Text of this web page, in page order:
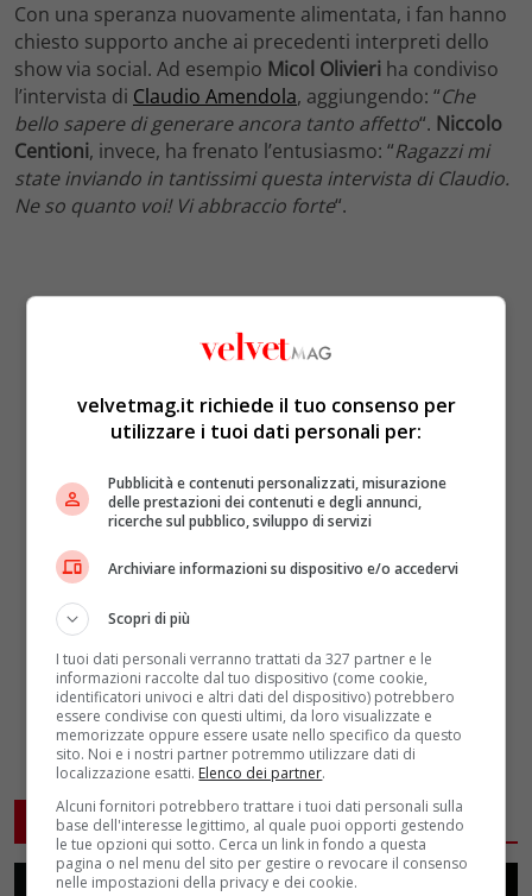
Con una speranza nuovamente alimentata, i fan hanno
chiesto supporto anche ai precedenti interpreti dello
show via social. Ad esempio Micol Olivieri ha condiviso
l’intervista di Claudio Amendola, aggiungendo: “Che
bello sapere di generare ancora tanto affetto“. Niccolo
Centioni, invece, ha frenato l’entusiasmo: “Ragazzi mi
state inviando in tantissimi questa intervista di Claudio.
Ne so quanto voi! Vi abbraccio forte“.
ARTICOLI CORRELATI
velvetmag.it richiede il tuo consenso per
utilizzare i tuoi dati personali per:
Pubblicità e contenuti personalizzati, misurazione
delle prestazioni dei contenuti e degli annunci,
ricerche sul pubblico, sviluppo di servizi
Archiviare informazioni su dispositivo e/o accedervi
Scopri di più
I tuoi dati personali verranno trattati da 327 partner e le
informazioni raccolte dal tuo dispositivo (come cookie,
identificatori univoci e altri dati del dispositivo) potrebbero
essere condivise con questi ultimi, da loro visualizzate e
memorizzate oppure essere usate nello specifico da questo
sito. Noi e i nostri partner potremmo utilizzare dati di
localizzazione esatti. Elenco dei partner.
Alcuni fornitori potrebbero trattare i tuoi dati personali sulla
base dell'interesse legittimo, al quale puoi opporti gestendo
le tue opzioni qui sotto. Cerca un link in fondo a questa
pagina o nel menu del sito per gestire o revocare il consenso
nelle impostazioni della privacy e dei cookie.